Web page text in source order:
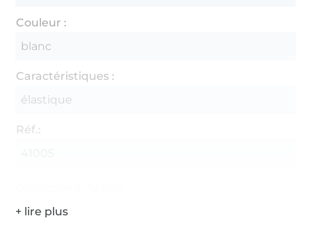
Couleur :
blanc
Caractéristiques :
élastique
Réf.: